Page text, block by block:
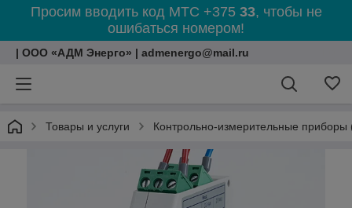
Просим вводить код МТС +375 33, чтобы не
ошибаться номером!
| ООО «АДМ Энерго» | admenergo@mail.ru
Товары и услуги Контрольно-измерительные